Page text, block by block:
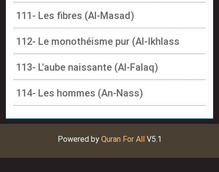
111- Les fibres (Al-Masad)
112- Le monothéisme pur (Al-Ikhlass
113- L'aube naissante (Al-Falaq)
114- Les hommes (An-Nass)
Powered by Quran For AllV5.1